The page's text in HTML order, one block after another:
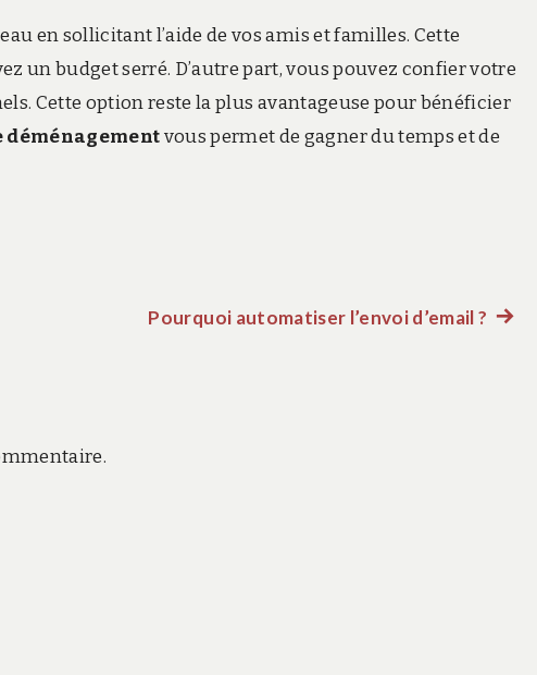
en sollicitant l’aide de vos amis et familles. Cette
un budget serré. D’autre part,vous pouvez confier votre
Cette option reste la plus avantageuse pour bénéficier
déménagementvous permet de gagner du temps et de
Pourquoi automatiser l’envoi d’email ? Article